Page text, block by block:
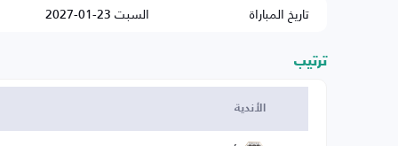
تاريخ المباراة
السبت 23-01-2027
ترتيب
الأندية